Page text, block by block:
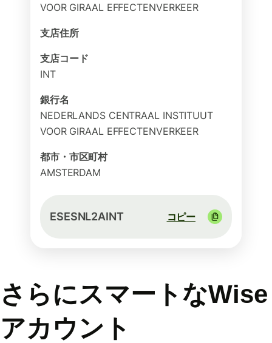
VOOR GIRAAL EFFECTENVERKEER
支店住所
支店コード
INT
銀行名
NEDERLANDS CENTRAAL INSTITUUT
VOOR GIRAAL EFFECTENVERKEER
都市・市区町村
AMSTERDAM
ESESNL2AINT コピー
さらにスマートなWise
アカウント